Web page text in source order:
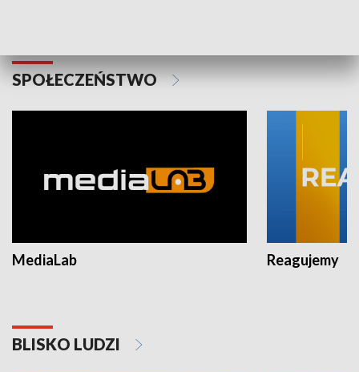
SPOŁECZEŃSTWO
MediaLab Reagujemy
BLISKO LUDZI